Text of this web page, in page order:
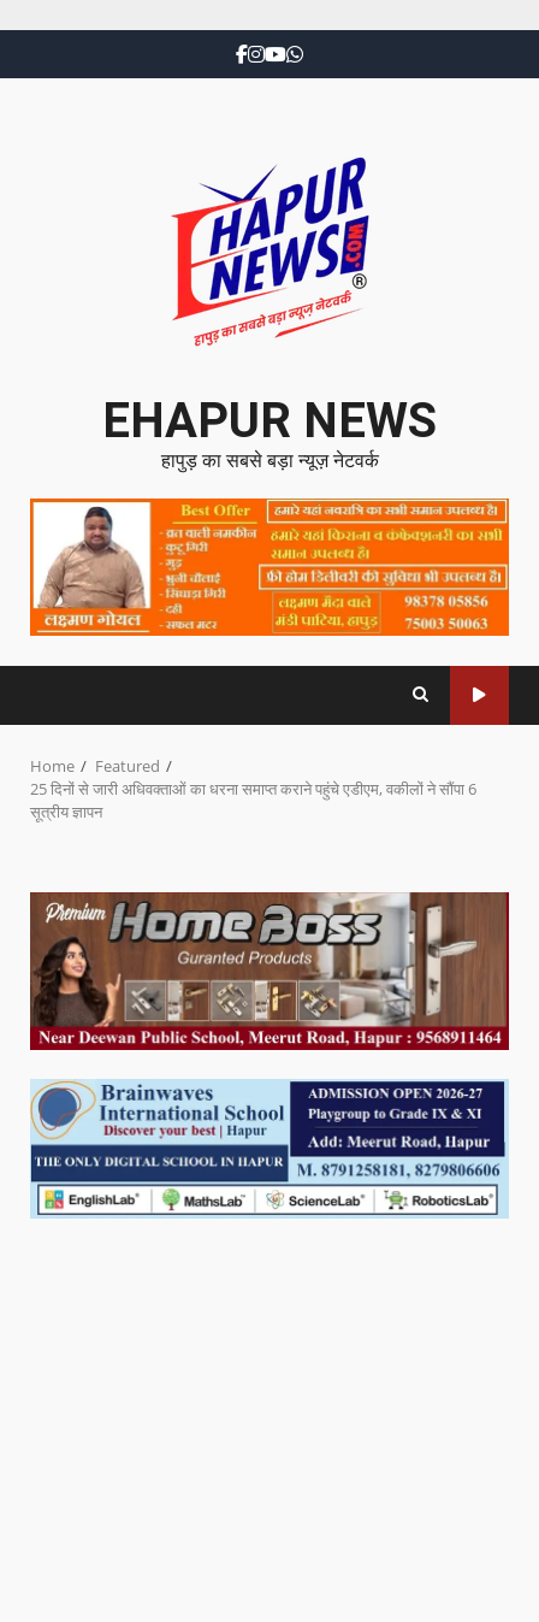
EHAPUR NEWS
हापुड़ का सबसे बड़ा न्यूज़ नेटवर्क
Home
Featured
25 दिनों से जारी अधिवक्ताओं का धरना समाप्त कराने पहुंचे एडीएम, वकीलों ने सौंपा 6
सूत्रीय ज्ञापन